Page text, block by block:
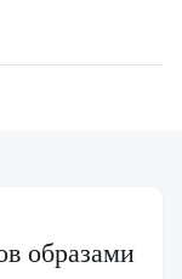
образами